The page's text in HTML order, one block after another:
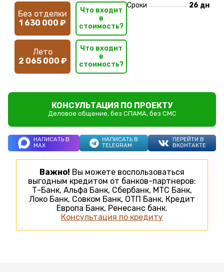
Без отделки
1 630 000 ₽
Что входит
в
стоимость?
Лето
2 065 000 ₽
Что входит
в
стоимость?
Сроки
26 дн
КОНСУЛЬТАЦИЯ ПО ПРОЕКТУ
Деловое общение, без СПАМА, без СМС
НАПИСАТЬ В
MAX
НАПИСАТЬ В
TELEGRAM
ПЕРЕЙТИ В
ВКОНТАКТЕ
Важно! Вы можете воспользоваться
выгодным кредитом от банков-партнеров:
Т-Банк, Альфа Банк, Сбербанк, МТС Банк,
Локо Банк, Совком Банк, ОТП Банк, Кредит
Европа Банк, Ренесанс банк.
Консультация по кредиту